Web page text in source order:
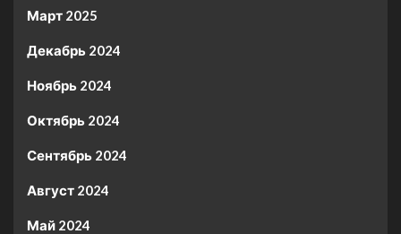
Март 2025
Декабрь 2024
Ноябрь 2024
Октябрь 2024
Сентябрь 2024
Август 2024
Май 2024